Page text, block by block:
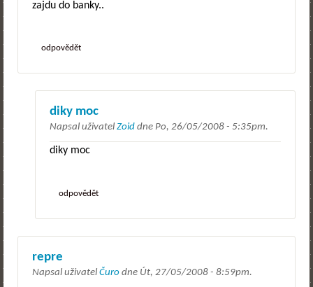
zajdu do banky..
odpovědět
diky moc
Napsal uživatel Zoid dne Po, 26/05/2008 - 5:35pm.
diky moc
odpovědět
repre
Napsal uživatel Čuro dne Út, 27/05/2008 - 8:59pm.